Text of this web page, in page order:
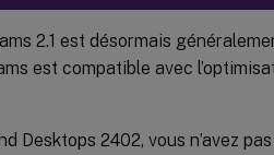
2.1 est désormais
est compatible avec
Desktops 2402, vous n’avez